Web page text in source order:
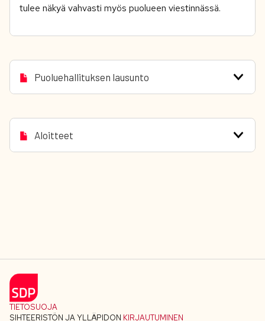
tulee näkyä vahvasti myös puolueen viestinnässä.
Puoluehallituksen lausunto
Aloitteet
TIETOSUOJA
SIHTEERISTÖN JA YLLÄPIDON KIRJAUTUMINEN